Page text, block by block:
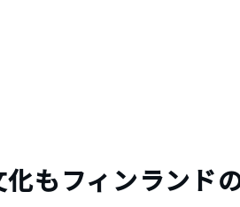
化もフィンランド